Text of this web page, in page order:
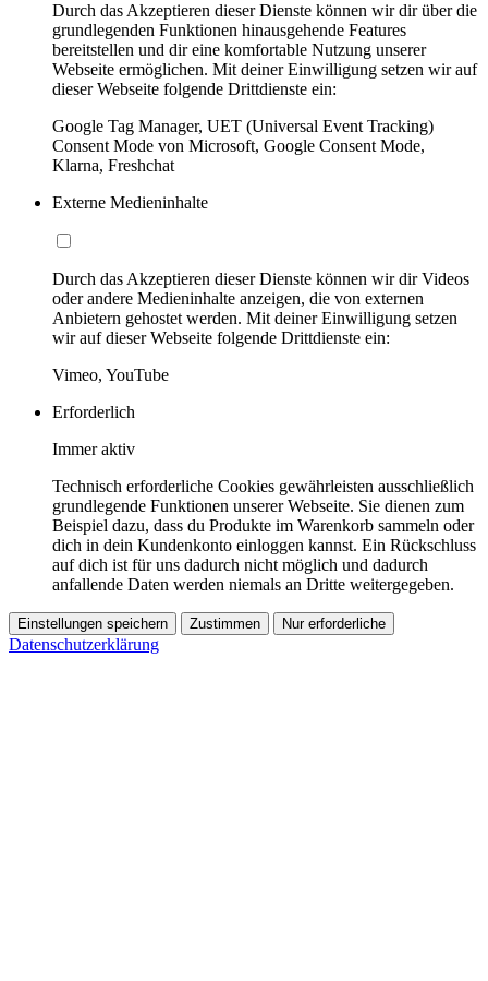
Durch das Akzeptieren dieser Dienste können wir dir über die
grundlegenden Funktionen hinausgehende Features
bereitstellen und dir eine komfortable Nutzung unserer
Webseite ermöglichen. Mit deiner Einwilligung setzen wir auf
dieser Webseite folgende Drittdienste ein:
Google Tag Manager, UET (Universal Event Tracking)
Consent Mode von Microsoft, Google Consent Mode,
Klarna, Freshchat
Externe Medieninhalte
Durch das Akzeptieren dieser Dienste können wir dir Videos
oder andere Medieninhalte anzeigen, die von externen
Anbietern gehostet werden. Mit deiner Einwilligung setzen
wir auf dieser Webseite folgende Drittdienste ein:
Vimeo, YouTube
Erforderlich
Immer aktiv
Technisch erforderliche Cookies gewährleisten ausschließlich
grundlegende Funktionen unserer Webseite. Sie dienen zum
Beispiel dazu, dass du Produkte im Warenkorb sammeln oder
dich in dein Kundenkonto einloggen kannst. Ein Rückschluss
auf dich ist für uns dadurch nicht möglich und dadurch
anfallende Daten werden niemals an Dritte weitergegeben.
Einstellungen speichern Zustimmen Nur erforderliche
Datenschutzerklärung